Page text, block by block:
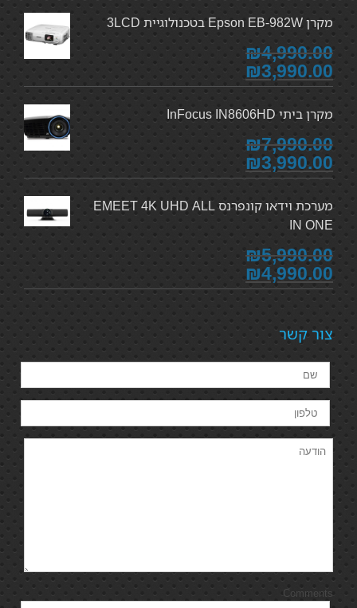
מקרן Epson EB-982W בטכנולוגיית 3LCD
₪4,990.00
₪3,990.00
מקרן ביתי InFocus IN8606HD
₪7,990.00
₪3,990.00
מערכת וידאו קונפרנס EMEET 4K UHD ALL
IN ONE
₪5,990.00
₪4,990.00
צור קשר
Comments